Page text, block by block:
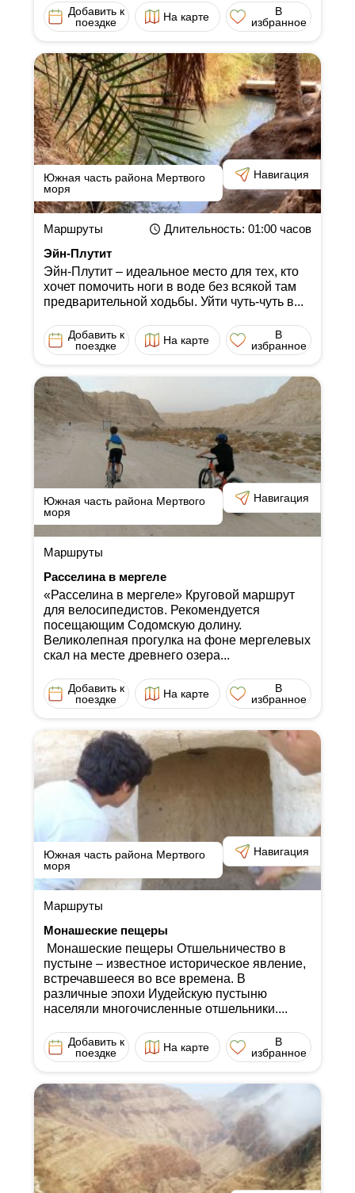
Добавить к
поездке
На карте
В
избранное
Южная часть района Мертвого
моря
Навигация
Маршруты Длительность: 01:00часов
Эйн-Плутит
Эйн-Плутит ‒ идеальное место для тех, кто
хочет помочить ноги в воде без всякой там
предварительной ходьбы. Уйти чуть-чуть в...
Добавить к
поездке
На карте
В
избранное
Южная часть района Мертвого
моря
Навигация
Маршруты
Расселина в мергеле
«Расселина в мергеле» Круговой маршрут
для велосипедистов. Рекомендуется
посещающим Содомскую долину.
Великолепная прогулка на фоне мергелевых
скал на месте древнего озера...
Добавить к
поездке
На карте
В
избранное
Южная часть района Мертвого
моря
Навигация
Маршруты
Монашеские пещеры
Монашеские пещеры Отшельничество в
пустыне ‒ известное историческое явление,
встречавшееся во все времена. В
различные эпохи Иудейскую пустыню
населяли многочисленные отшельники....
Добавить к
поездке
На карте
В
избранное